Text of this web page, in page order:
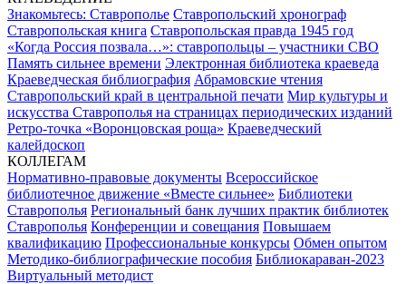
Знакомьтесь: Ставрополье Ставропольский хронограф
Ставропольская книга Ставропольская правда 1945 год
«Когда Россия позвала…»: ставропольцы – участники СВО
Память сильнее времени Электронная библиотека краеведа
Краеведческая библиография Абрамовские чтения
Ставропольский край в центральной печати Мир культуры и
искусства Ставрополья на страницах периодических изданий
Ретро-точка «Воронцовская роща» Краеведческий
калейдоскоп
КОЛЛЕГАМ
Нормативно-правовые документы Всероссийское
библиотечное движение «Вместе сильнее» Библиотеки
Ставрополья Региональный банк лучших практик библиотек
Ставрополья Конференции и совещания Повышаем
квалификацию Профессиональные конкурсы Обмен опытом
Методико-библиографические пособия Библиокараван-2023
Виртуальный методист